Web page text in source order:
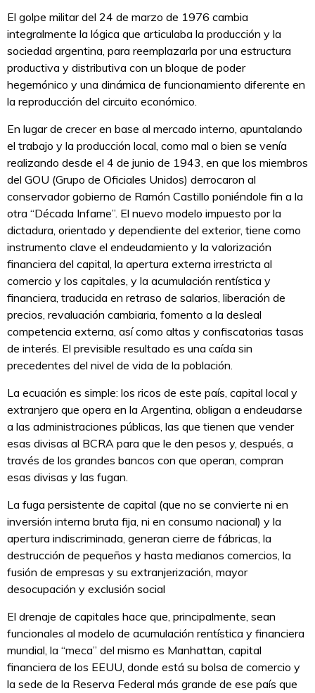
El golpe militar del 24 de marzo de 1976 cambia
integralmente la lógica que articulaba la producción y la
sociedad argentina, para reemplazarla por una estructura
productiva y distributiva con un bloque de poder
hegemónico y una dinámica de funcionamiento diferente en
la reproducción del circuito económico.
En lugar de crecer en base al mercado interno, apuntalando
el trabajo y la producción local, como mal o bien se venía
realizando desde el 4 de junio de 1943, en que los miembros
del GOU (Grupo de Oficiales Unidos) derrocaron al
conservador gobierno de Ramón Castillo poniéndole fin a la
otra “Década Infame”. El nuevo modelo impuesto por la
dictadura, orientado y dependiente del exterior, tiene como
instrumento clave el endeudamiento y la valorización
financiera del capital, la apertura externa irrestricta al
comercio y los capitales, y la acumulación rentística y
financiera, traducida en retraso de salarios, liberación de
precios, revaluación cambiaria, fomento a la desleal
competencia externa, así como altas y confiscatorias tasas
de interés. El previsible resultado es una caída sin
precedentes del nivel de vida de la población.
La ecuación es simple: los ricos de este país, capital local y
extranjero que opera en la Argentina, obligan a endeudarse
a las administraciones públicas, las que tienen que vender
esas divisas al BCRA para que le den pesos y, después, a
través de los grandes bancos con que operan, compran
esas divisas y las fugan.
La fuga persistente de capital (que no se convierte ni en
inversión interna bruta fija, ni en consumo nacional) y la
apertura indiscriminada, generan cierre de fábricas, la
destrucción de pequeños y hasta medianos comercios, la
fusión de empresas y su extranjerización, mayor
desocupación y exclusión social
El drenaje de capitales hace que, principalmente, sean
funcionales al modelo de acumulación rentística y financiera
mundial, la “meca” del mismo es Manhattan, capital
financiera de los EEUU, donde está su bolsa de comercio y
la sede de la Reserva Federal más grande de ese país que